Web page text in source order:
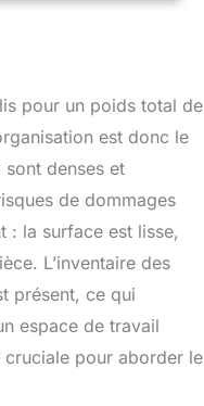
COUVERTS &
Design
chants en
contre les
la durée
NEXUS
brossé avec
moderne. Les
et assurent une
pour un poids total de
est donc le
denses et
de dommages
: la surface est lisse,
L’inventaire des
présent, ce qui
espace de travail
cruciale pour aborder le